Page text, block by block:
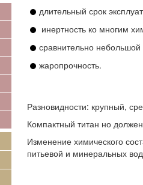
длительный срок
инертность ко многим
сравнительно небольшой
жаропрочность.
Разновидности: крупный,
Компактный титан но
Изменение химического
питьевой и минеральных